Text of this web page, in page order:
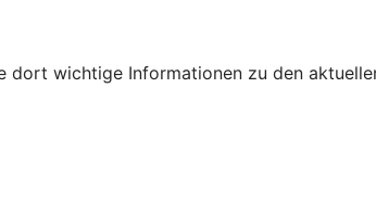
dort wichtige Informationen zu den